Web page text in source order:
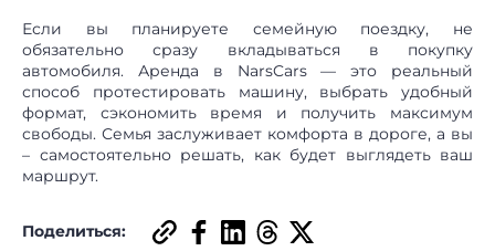
Если вы планируете семейную поездку, не
обязательно сразу вкладываться в покупку
автомобиля. Аренда в NarsCars — это реальный
способ протестировать машину, выбрать удобный
формат, сэкономить время и получить максимум
свободы. Семья заслуживает комфорта в дороге, а вы
– самостоятельно решать, как будет выглядеть ваш
маршрут.
Поделиться: